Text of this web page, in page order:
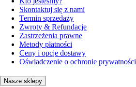
Skontaktuj się z nami
Termin sprzedaży
Zwroty & Refundacje
Zastrzeżenia prawne
Metody płatności
Ceny i opcje dostawy
Oświadczenie o ochronie prywatności
Nasze sklepy